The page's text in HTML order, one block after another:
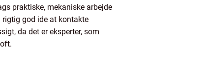
praktiske, mekaniske arbejde
rigtig god ide at kontakte
da det er eksperter, som